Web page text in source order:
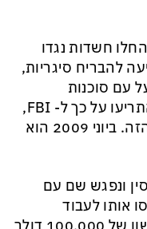
חשדות נגדו
להבריח סיגריות,
עם סוכנות
על כך ל- FBI
,
אך איש לא עשה דבר עם המידע הזה. ביוני 2009 הוא
ונפגש שם עם
אותו לעבוד